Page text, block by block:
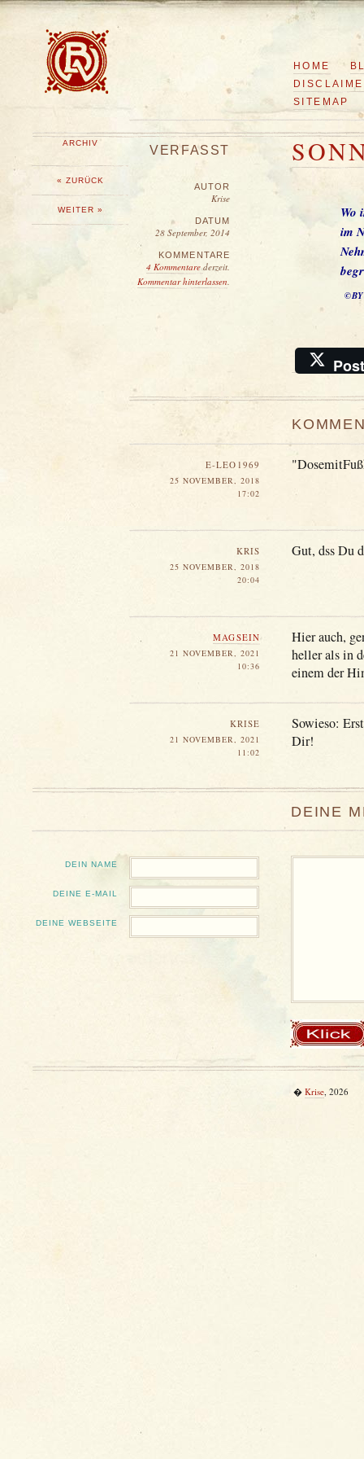
HOME
SITEMAP
ARCHIV
« ZURÜCK
WEITER »
VERFASST
AUTOR
Krise
DATUM
28 September, 2014
KOMMENTARE
4 Kommentarederzeit.
Kommentar hinterlassen.
Wo
im
Post
E-LEO1969
25 NOVEMBER, 2018
17:02
KRIS
25 NOVEMBER, 2018
20:04
Gut, dss Du
MAGSEIN
21 NOVEMBER, 2021
10:36
Hier auch,
heller als in
einem der
KRISE
21 NOVEMBER, 2021
11:02
Sowieso:
Dir!
DEINE
DEIN NAME
DEINE E-MAIL
DEINE WEBSEITE
� Krise , 2026